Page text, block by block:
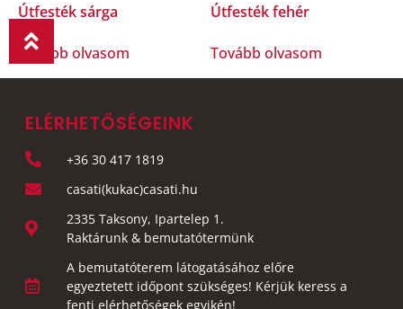
Útfesték sárga
Tovább olvasom
Útfesték fehér
Tovább olvasom
ELÉRHETŐSÉGEINK
+36 30 417 1819
casati(kukac)casati.hu
2335 Taksony, Ipartelep 1.
Raktárunk & bemutatótermünk
A bemutatóterem látogatásához előre
egyeztetett időpont szükséges! Kérjük keress a
fenti elérhetőségek egyikén!